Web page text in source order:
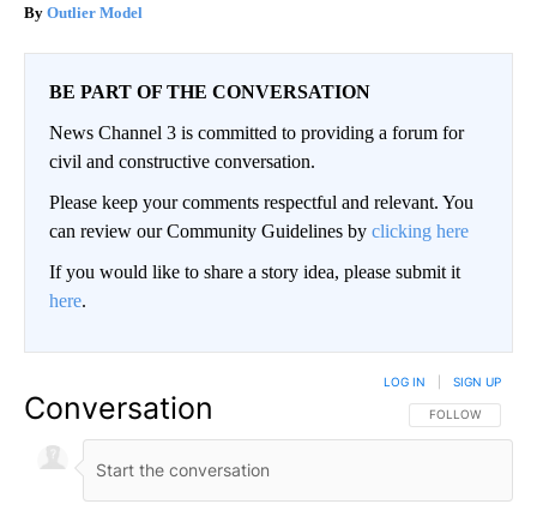
Outlier Model
BE PART OF THE CONVERSATION
News Channel 3 is committed to providing a forum for
civil and constructive conversation.
Please keep your comments respectful and relevant. You
can review our Community Guidelines by clicking here
If you would like to share a story idea, please submit it
here.
Conversation FOLLOW THIS
FOLLOW
LOG IN SIGN UP